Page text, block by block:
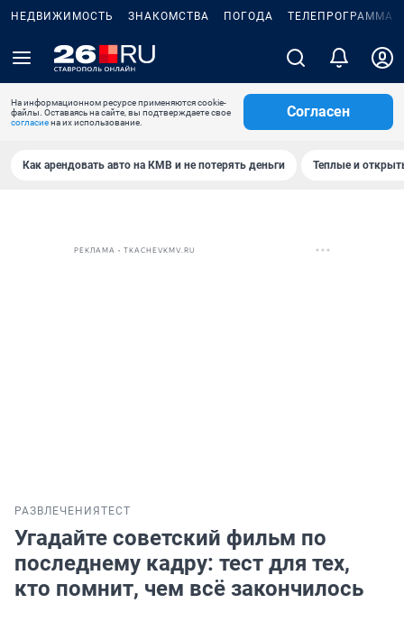
НЕДВИЖИМОСТЬ ЗНАКОМСТВА ПОГОДА ТЕЛЕПРОГРАММА
На информационном ресурсе применяются cookie-
файлы. Оставаясь на сайте, вы подтверждаете свое
согласиена их использование.
Согласен
Как арендовать авто на КМВ и не потерять деньги Теплые и
РЕКЛАМА • TKACHEVKMV.RU
РАЗВЛЕЧЕНИЯ ТЕСТ
Угадайте советский фильм по
последнему кадру: тест для тех,
кто помнит, чем всё закончилось